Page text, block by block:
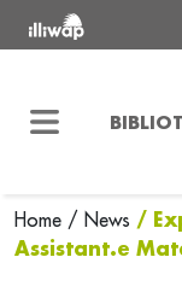
Home / News /
Assistant.e